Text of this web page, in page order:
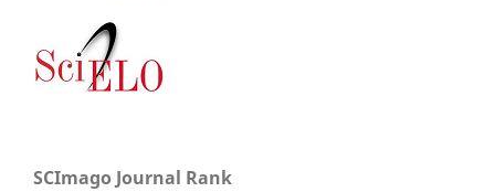
SCImago Journal Rank